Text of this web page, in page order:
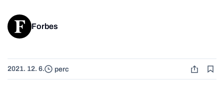
Forbes
2021. 12. 6. perc